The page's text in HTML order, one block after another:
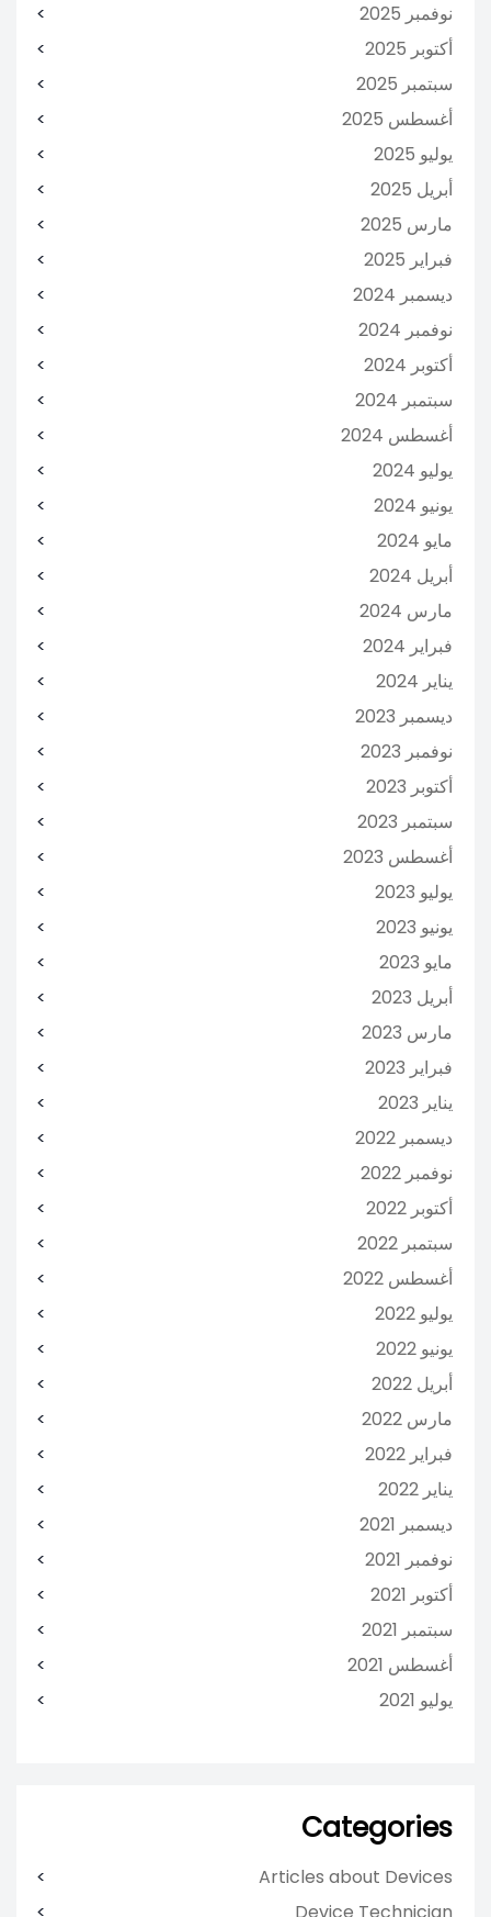
نوفمبر 2025
أكتوبر 2025
سبتمبر 2025
أغسطس 2025
يوليو 2025
أبريل 2025
مارس 2025
فبراير 2025
ديسمبر 2024
نوفمبر 2024
أكتوبر 2024
سبتمبر 2024
أغسطس 2024
يوليو 2024
يونيو 2024
مايو 2024
أبريل 2024
مارس 2024
فبراير 2024
يناير 2024
ديسمبر 2023
نوفمبر 2023
أكتوبر 2023
سبتمبر 2023
أغسطس 2023
يوليو 2023
يونيو 2023
مايو 2023
أبريل 2023
مارس 2023
فبراير 2023
يناير 2023
ديسمبر 2022
نوفمبر 2022
أكتوبر 2022
سبتمبر 2022
أغسطس 2022
يوليو 2022
يونيو 2022
أبريل 2022
مارس 2022
فبراير 2022
يناير 2022
ديسمبر 2021
نوفمبر 2021
أكتوبر 2021
سبتمبر 2021
أغسطس 2021
يوليو 2021
Categories
Articles about Devices